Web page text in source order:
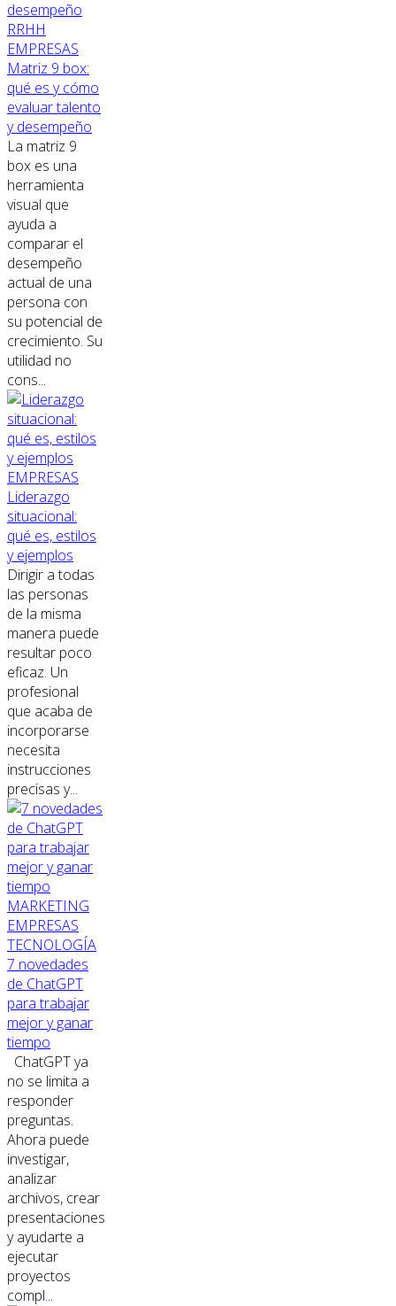
RRHH
EMPRESAS
Matriz 9 box:
qué es y cómo
evaluar talento
y desempeño
La matriz 9
box es una
herramienta
visual que
ayuda a
comparar el
desempeño
actual de una
persona con
su potencial de
crecimiento. Su
utilidad no
cons...
EMPRESAS
Liderazgo
situacional:
qué es, estilos
y ejemplos
Dirigir a todas
las personas
de la misma
manera puede
resultar poco
eficaz. Un
profesional
que acaba de
incorporarse
necesita
instrucciones
precisas y...
MARKETING
EMPRESAS
TECNOLOGÍA
7 novedades
de ChatGPT
para trabajar
mejor y ganar
tiempo
ChatGPT ya
no se limita a
responder
preguntas.
Ahora puede
investigar,
analizar
archivos, crear
presentaciones
y ayudarte a
ejecutar
proyectos
compl...